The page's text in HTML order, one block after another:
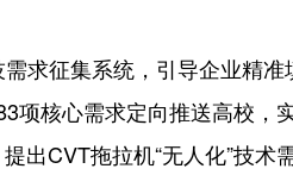
求征集系统，引导企业精准
项核心需求定向推送高校，
出CVT拖拉机“无人化”技术